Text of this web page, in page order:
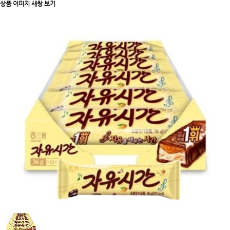
상품 이미지 새창 보기